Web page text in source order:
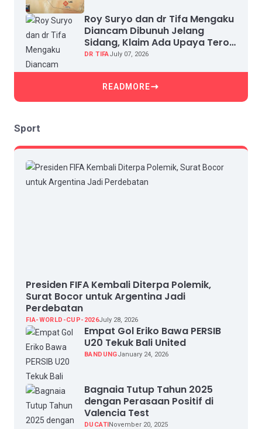
Roy Suryo dan dr Tifa Mengaku
Diancam Dibunuh Jelang
Sidang, Klaim Ada Upaya Teror
dan Intimidasi
DR TIFAJuly 07, 2026
READMORE
Sport
Presiden FIFA Kembali Diterpa Polemik,
Surat Bocor untuk Argentina Jadi
Perdebatan
FIA-WORLD-CUP-2026July 28, 2026
Empat Gol Eriko Bawa PERSIB
U20 Tekuk Bali United
BANDUNGJanuary 24, 2026
Bagnaia Tutup Tahun 2025
dengan Perasaan Positif di
Valencia Test
DUCATINovember 20, 2025